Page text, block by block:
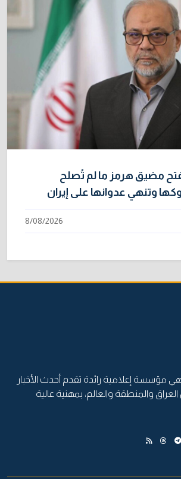
مضيق هرمز ما لم تُصلح
وتنهي عدوانها على إيران
8/08/2026
هي مؤسسة إعلامية رائدة تقدم أحدث الأخبار
والمنطقة والعالم، بمهنية عالية